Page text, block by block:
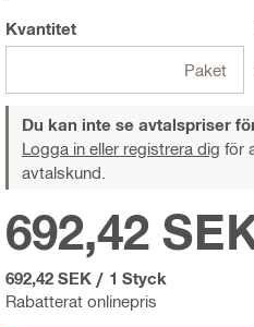
Kvantitet
Paket
Du kan inte se avtalspriser
Logga in eller registrera dig för
avtalskund.
Rabatterat onlinepris
692,42
692,42 SEK / 1 Styck